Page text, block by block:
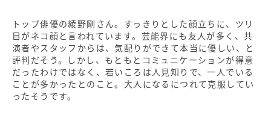
トップ俳優の綾野剛さん。すっきりとした顔立ちに、ツリ
目がネコ顔と言われています。芸能界にも友人が多く、共
演者やスタッフからは、気配りができて本当に優しい、と
評判だそう。しかし、もともとコミュニケーションが得意
だったわけではなく、若いころは人見知りで、一人でいる
ことが多かったとのこと。大人になるにつれて克服してい
ったそうです。